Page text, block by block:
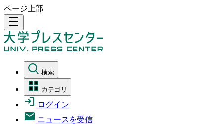
ページ上部
density_medium
検索
カテゴリ
ログイン
ニュースを受信